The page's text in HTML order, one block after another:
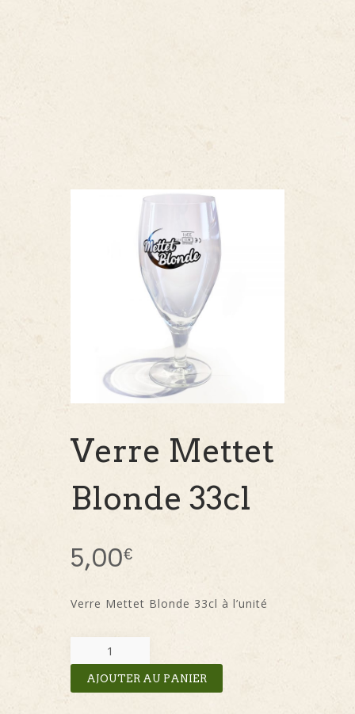
Verre Mettet
Blonde 33cl
5,00€
Verre Mettet Blonde 33cl à l’unité
AJOUTER AU PANIER